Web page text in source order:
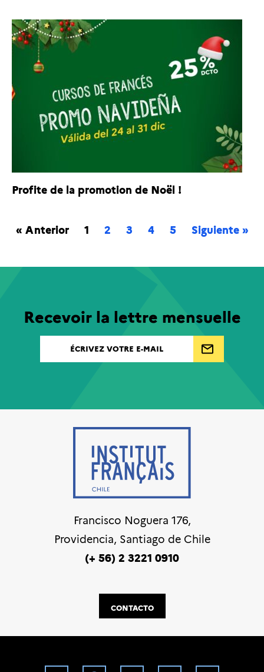
Profite de la promotion de Noël !
« Anterior 1 2 3 4 5 Siguiente »
Recevoir la lettre mensuelle
Francisco Noguera 176,
Providencia, Santiago de Chile
(+ 56) 2 3221 0910
CONTACTO